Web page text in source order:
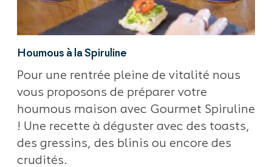
Houmous à la Spiruline
Pour une rentrée pleine de vitalité nous
vous proposons de préparer votre
houmous maison avec Gourmet Spiruline
! Une recette à déguster avec des toasts,
des gressins, des blinis ou encore des
crudités.